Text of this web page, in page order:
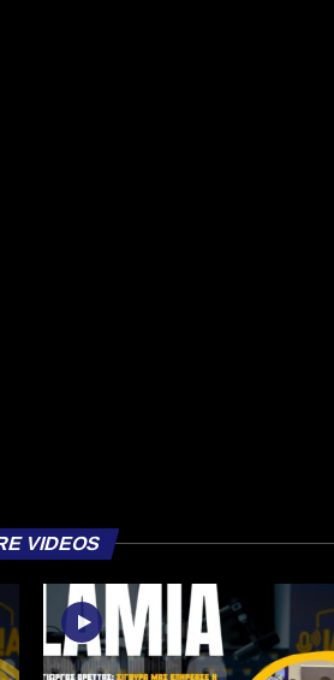
VIDEOS